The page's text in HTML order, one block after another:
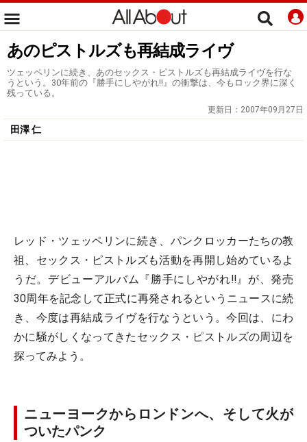
あのピストルズも再結成ライヴ
ツェッペリンに続き、あのセックス・ピストルズも再結成ライヴを行な
うという。30年前の『勝手にしやがれ!!』の衝撃は、今もロック界に深く
残っている。
更新日： 2007年09月27日
田澤 仁
レッド・ツェッペリンに続き、パンクロッカーたちの教
祖、セックス・ピストルズも活動を再開し始めているよ
うだ。デビューアルバム『勝手にしやがれ!!』が、発売
30周年を記念して正式に再発されるというニュースに続
き、今度は再結成ライヴを行なうという。今回は、にわ
かに騒がしくなってきたセックス・ピストルズの周辺を
探ってみよう。
ニューヨークからロンドンへ、そして火が
ついたパンク